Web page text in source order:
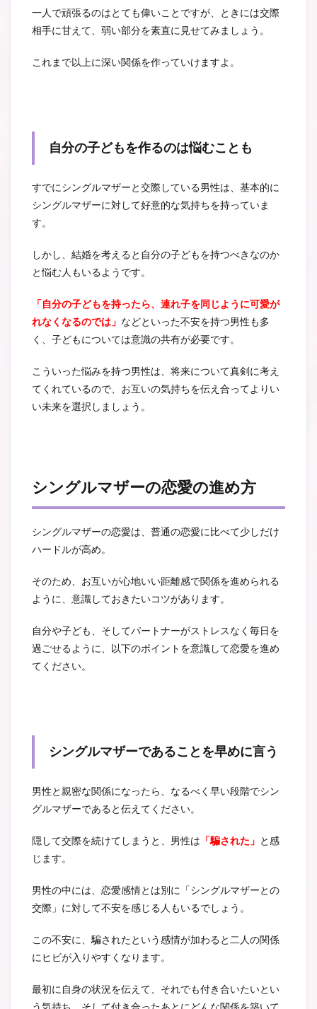
一人で頑張るのはとても偉いことですが、ときには交際
相手に甘えて、弱い部分を素直に見せてみましょう。
これまで以上に深い関係を作っていけますよ。
自分の子どもを作るのは悩むことも
すでにシングルマザーと交際している男性は、基本的に
シングルマザーに対して好意的な気持ちを持っていま
す。
しかし、結婚を考えると自分の子どもを持つべきなのか
と悩む人もいるようです。
「自分の子どもを持ったら、連れ子を同じように可愛が
れなくなるのでは」 などといった不安を持つ男性も多
く、子どもについては意識の共有が必要です。
こういった悩みを持つ男性は、将来について真剣に考え
てくれているので、お互いの気持ちを伝え合ってよりい
い未来を選択しましょう。
シングルマザーの恋愛の進め方
シングルマザーの恋愛は、普通の恋愛に比べて少しだけ
ハードルが高め。
そのため、お互いが心地いい距離感で関係を進められる
ように、意識しておきたいコツがあります。
自分や子ども、そしてパートナーがストレスなく毎日を
過ごせるように、以下のポイントを意識して恋愛を進め
てください。
シングルマザーであることを早めに言う
男性と親密な関係になったら、なるべく早い段階でシン
グルマザーであると伝えてください。
隠して交際を続けてしまうと、男性は 「騙された」 と感
じます。
男性の中には、恋愛感情とは別に「シングルマザーとの
交際」に対して不安を感じる人もいるでしょう。
この不安に、騙されたという感情が加わると二人の関係
にヒビが入りやすくなります。
最初に自身の状況を伝えて、それでも付き合いたいとい